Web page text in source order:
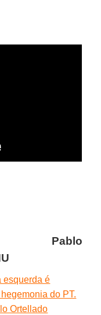
Pablo
esquerda é
do PT.
Ortellado